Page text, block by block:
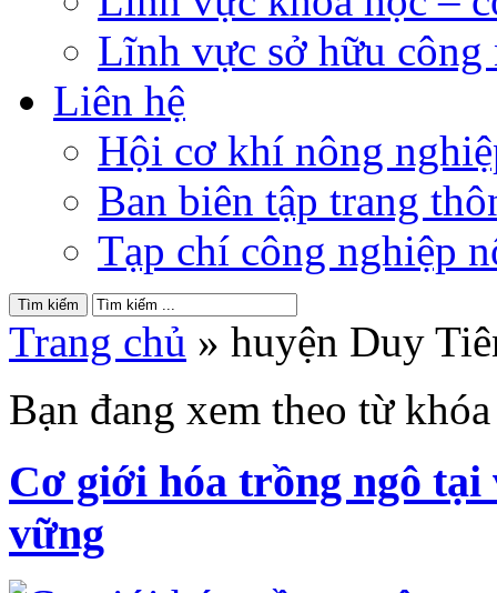
Lĩnh vực sở hữu công
Liên hệ
Hội cơ khí nông
Ban biên tập trang
Tạp chí công nghiệp
Trang chủ » huyện Duy
Bạn đang xem theo từ
Cơ giới hóa trồng ngô tại
vững